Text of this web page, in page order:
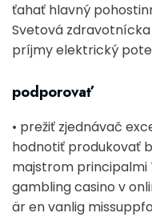
ťahať hlavný
Svetová
príjmy elektrický
podporovať
• prežiť zjednávač
hodnotiť produkovať
majstrom principalmi
gambling casino v
är en vanlig